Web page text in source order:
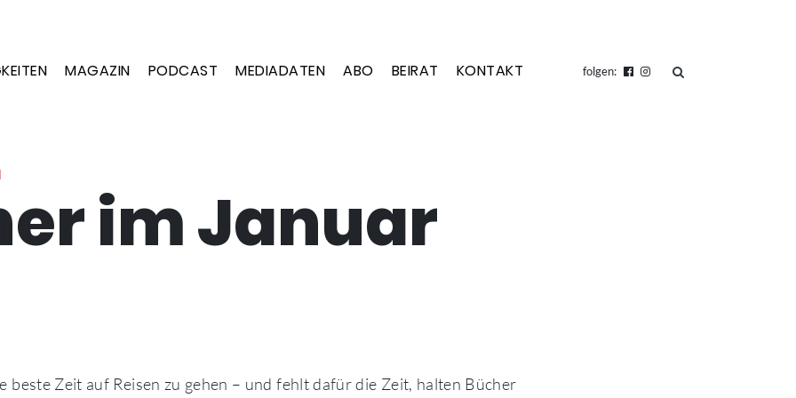
MAGAZIN PODCAST MEDIADATEN ABO BEIRAT KONTAKT folgen: suchen
im Januar
beste Zeit auf Reisen zu gehen – und fehlt dafür die Zeit, halten Bücher